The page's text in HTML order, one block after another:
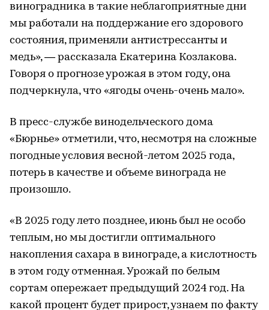
виноградника в такие неблагоприятные дни
мы работали на поддержание его здорового
состояния, применяли антистрессанты и
медь», — рассказала Екатерина Козлакова.
Говоря о прогнозе урожая в этом году, она
подчеркнула, что «ягоды очень-очень мало».
В пресс-службе винодельческого дома
«Бюрнье» отметили, что, несмотря на сложные
погодные условия весной-летом 2025 года,
потерь в качестве и объеме винограда не
произошло.
«В 2025 году лето позднее, июнь был не особо
теплым, но мы достигли оптимального
накопления сахара в винограде, а кислотность
в этом году отменная. Урожай по белым
сортам опережает предыдущий 2024 год. На
какой процент будет прирост, узнаем по факту